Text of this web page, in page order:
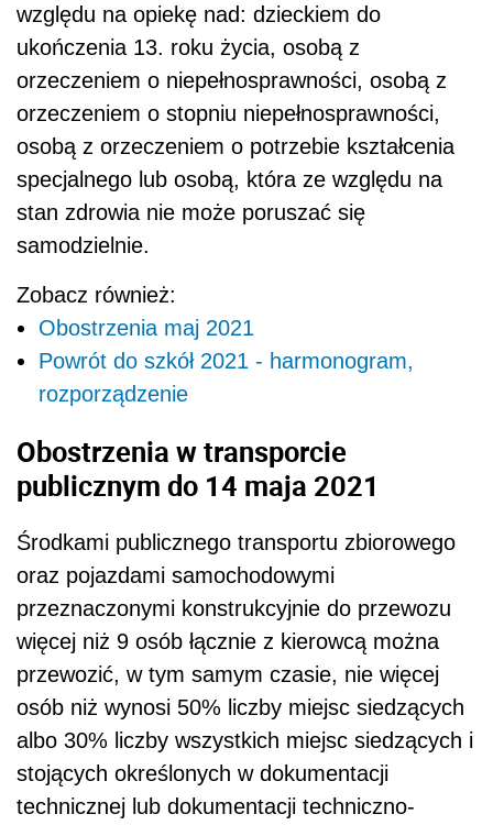
względu na opiekę nad: dzieckiem do
ukończenia 13. roku życia, osobą z
orzeczeniem o niepełnosprawności, osobą z
orzeczeniem o stopniu niepełnosprawności,
osobą z orzeczeniem o potrzebie kształcenia
specjalnego lub osobą, która ze względu na
stan zdrowia nie może poruszać się
samodzielnie.
Zobacz również:
Obostrzenia maj 2021
Powrót do szkół 2021 - harmonogram,
rozporządzenie
Obostrzenia w transporcie
publicznym do 14 maja 2021
Środkami publicznego transportu zbiorowego
oraz pojazdami samochodowymi
przeznaczonymi konstrukcyjnie do przewozu
więcej niż 9 osób łącznie z kierowcą można
przewozić, w tym samym czasie, nie więcej
osób niż wynosi 50% liczby miejsc siedzących
albo 30% liczby wszystkich miejsc siedzących i
stojących określonych w dokumentacji
technicznej lub dokumentacji techniczno-